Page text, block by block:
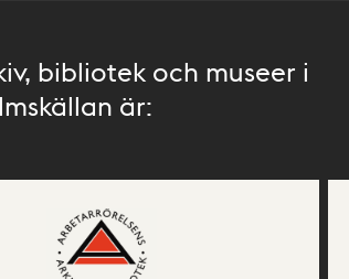
bibliotek och museer i
är: